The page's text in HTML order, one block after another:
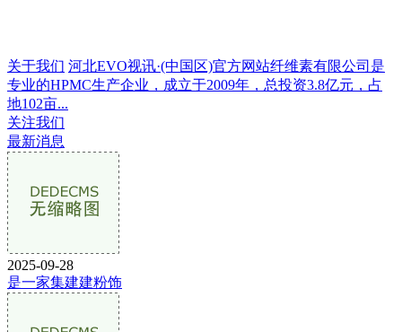
关于我们 河北EVO视讯·(中国区)官方网站纤维素有限公司是
专业的HPMC生产企业，成立于2009年，总投资3.8亿元，占
地102亩...
关注我们
最新消息
2025-09-28
是一家集建建粉饰